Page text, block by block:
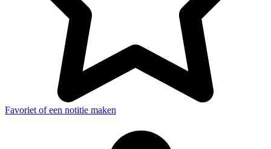
Favoriet of een notitie maken